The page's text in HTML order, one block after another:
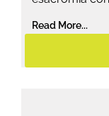
Read More...